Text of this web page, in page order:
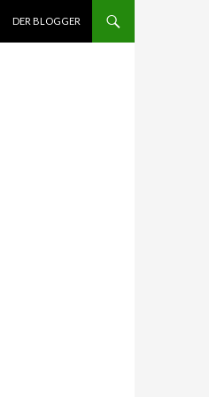
DER BLOGGER